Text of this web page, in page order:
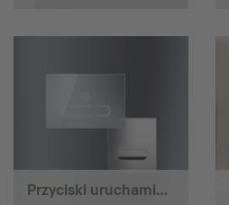
Przyciski uruchamiające